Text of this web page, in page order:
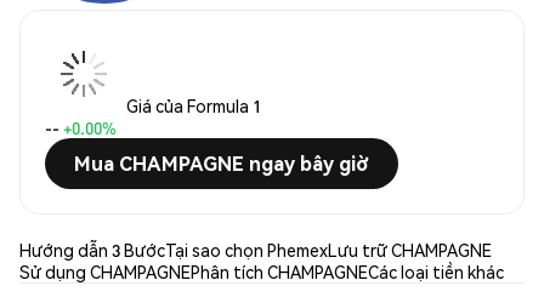
Giá của Formula 1
-- +0.00%
Mua CHAMPAGNE ngay bây giờ
Hướng dẫn 3 BướcTại sao chọn PhemexLưu trữ CHAMPAGNE
Sử dụng CHAMPAGNEPhân tích CHAMPAGNECác loại tiền khác